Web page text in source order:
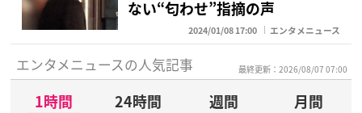
ない“匂わせ”指摘の声
2024/01/08 17:00 エンタメニュース
エンタメニュースの人気記事 最終更新：2026/08/07 07:00
1時間 24時間 週間
月間